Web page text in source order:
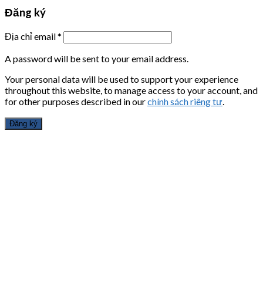
Đăng ký
Địa chỉ email*
A password will be sent to your email address.
Your personal data will be used to support your experience
throughout this website, to manage access to your account, and
for other purposes described in ourchính sách riêng tư.
Đăng ký